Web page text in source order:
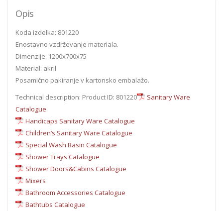
Opis
Koda izdelka: 801220
Enostavno vzdrževanje materiala.
Dimenzije: 1200x700x75
Material: akril
Posamično pakiranje v kartonsko embalažo.
Technical description: Product ID: 801220
Sanitary Ware
Catalogue
Handicaps Sanitary Ware Catalogue
Children’s Sanitary Ware Catalogue
Special Wash Basin Catalogue
Shower Trays Catalogue
Shower Doors&Cabins Catalogue
Mixers
Bathroom Accessories Catalogue
Bathtubs Catalogue